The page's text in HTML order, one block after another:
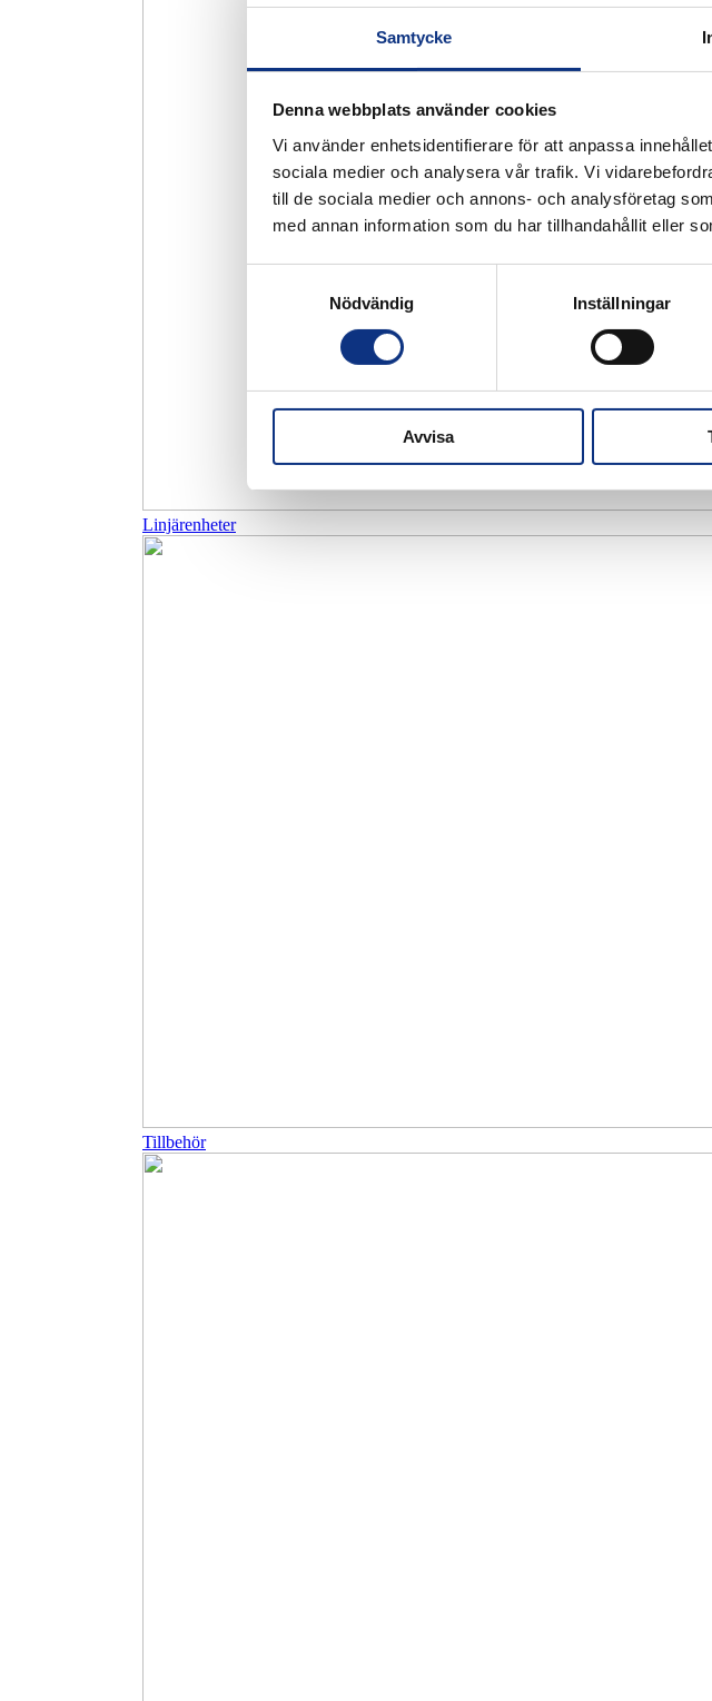
Samtycke
Denna webbplats använder cookies
Vi använder enhetsidentifierare för att anpassa
sociala medier och analysera vår trafik. Vi
till de sociala medier och annons- och analysföretag
med annan information som du har tillhandahållit eller
Nödvändig
Inställningar
Avvisa
Linjärenheter
Tillbehör